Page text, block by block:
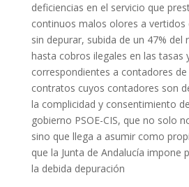
deficiencias en el servicio que
continuos malos olores a vertidos
sin depurar, subida de un 47% del
hasta cobros ilegales en las tasas
correspondientes a contadores
contratos cuyos contadores son
la complicidad y consentimiento
gobierno PSOE-CIS, que no solo
sino que llega a asumir como
que la Junta de Andalucía impone
la debida depuración